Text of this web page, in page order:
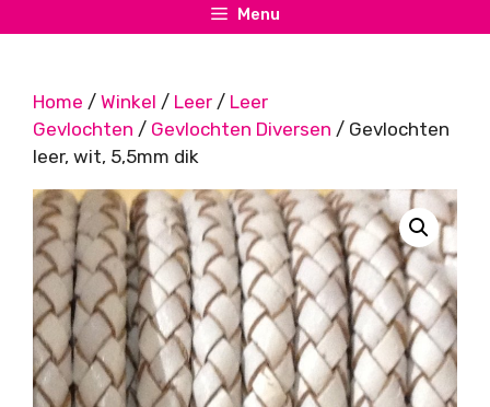
Menu
Home / Winkel / Leer / Leer
Gevlochten / Gevlochten Diversen / Gevlochten
leer, wit, 5,5mm dik